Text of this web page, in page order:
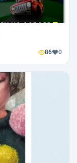
86 0